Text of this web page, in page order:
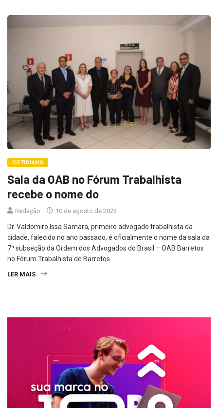
COTIDIANO
Sala da OAB no Fórum Trabalhista
recebe o nome do
Redação 10 de agosto de 2023
Dr. Valdomiro Issa Samara, primeiro advogado trabalhista da
cidade, falecido no ano passado, é oficialmente o nome da sala da
7ª subseção da Ordem dos Advogados do Brasil – OAB Barretos
no Fórum Trabalhista de Barretos.
LER MAIS